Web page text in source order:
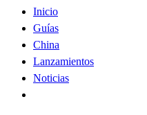
Inicio
Guías
China
Lanzamientos
Noticias